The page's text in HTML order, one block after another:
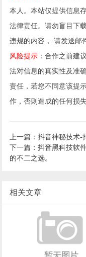
本人。本站仅提供信息
法律责任。请勿盲目下
违规的内容， 请发送邮
风险提示 ：合作之前建
法对信息的真实性及准
责任，若您不同意该提
作，否则造成的任何损
上一篇：抖音神秘技术
下一篇：抖音黑科技软
的不二之选。
相关文章